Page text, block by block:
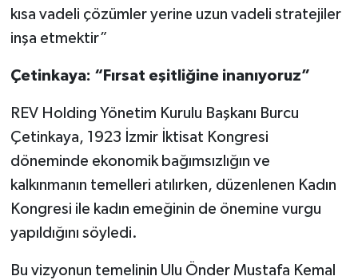
kısa vadeli çözümler yerine uzun vadeli stratejiler
inşa etmektir”
Çetinkaya: “Fırsat eşitliğine inanıyoruz”
REV Holding Yönetim Kurulu Başkanı Burcu
Çetinkaya, 1923 İzmir İktisat Kongresi
döneminde ekonomik bağımsızlığın ve
kalkınmanın temelleri atılırken, düzenlenen Kadın
Kongresi ile kadın emeğinin de önemine vurgu
yapıldığını söyledi.
Bu vizyonun temelinin Ulu Önder Mustafa Kemal